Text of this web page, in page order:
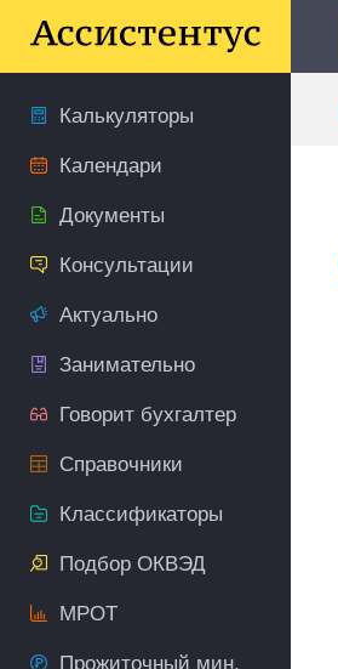
Калькуляторы
Календари
Документы
Консультации
Актуально
Занимательно
Говорит бухгалтер
Справочники
Классификаторы
Подбор ОКВЭД
МРОТ
Прожиточный мин.